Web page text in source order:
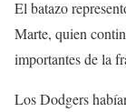
El batazo
Marte, quien
importantes de la
Los Dodgers